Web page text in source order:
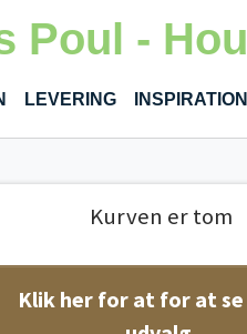
Poul -
LEVERING INSPIRATION
Kurven er tom
Klik her for at for at se